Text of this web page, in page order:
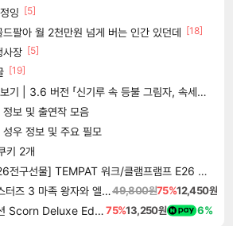
잉 [5]
팔아 월 2천만원 넘게 버는 인간 있던데 [18]
사장 [5]
[19]
신기루 속 등불 그림자, 속세에 깃든 검의 결심」이 8월 20일에 업데이트됩니다!
보 및 출연작 모음
우 정보 및 주요 필모
키 2개
] TEMPAT 워크/클램프램프 E26 KS2042T/01 옐로우 4814.7407
드래곤 퀘스트 몬스터즈 3 마족 왕자와 엘프의 여행 Dragon Quest Monsters The Dark Prince49,800원75%12,450원
스콘 디럭스 에디션 Scorn Deluxe Edition75%13,250원 6%